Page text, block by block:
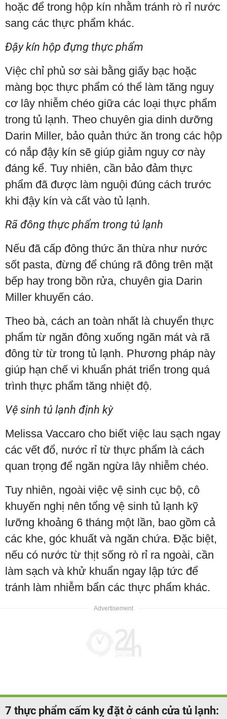
hoặc để trong hộp kín nhằm tránh rò rỉ nước
sang các thực phẩm khác.
Đậy kín hộp đựng thực phẩm
Việc chỉ phủ sơ sài bằng giấy bạc hoặc
màng bọc thực phẩm có thể làm tăng nguy
cơ lây nhiễm chéo giữa các loại thực phẩm
trong tủ lạnh. Theo chuyên gia dinh dưỡng
Darin Miller, bảo quản thức ăn trong các hộp
có nắp đậy kín sẽ giúp giảm nguy cơ này
đáng kể. Tuy nhiên, cần bảo đảm thực
phẩm đã được làm nguội đúng cách trước
khi đậy kín và cất vào tủ lạnh.
Rã đông thực phẩm trong tủ lạnh
Nếu đã cấp đông thức ăn thừa như nước
sốt pasta, đừng để chúng rã đông trên mặt
bếp hay trong bồn rửa, chuyên gia Darin
Miller khuyến cáo.
Theo bà, cách an toàn nhất là chuyển thực
phẩm từ ngăn đông xuống ngăn mát và rã
đông từ từ trong tủ lạnh. Phương pháp này
giúp hạn chế vi khuẩn phát triển trong quá
trình thực phẩm tăng nhiệt độ.
Vệ sinh tủ lạnh định kỳ
Melissa Vaccaro cho biết việc lau sạch ngay
các vết đổ, nước rỉ từ thực phẩm là cách
quan trọng để ngăn ngừa lây nhiễm chéo.
Tuy nhiên, ngoài việc vệ sinh cục bộ, cô
khuyến nghị nên tổng vệ sinh tủ lạnh kỹ
lưỡng khoảng 6 tháng một lần, bao gồm cả
các khe, góc khuất và ngăn chứa. Đặc biệt,
nếu có nước từ thịt sống rò rỉ ra ngoài, cần
làm sạch và khử khuẩn ngay lập tức để
tránh làm nhiễm bẩn các thực phẩm khác.
7 thực phẩm cấm kỵ đặt ở cánh cửa tủ lạnh: